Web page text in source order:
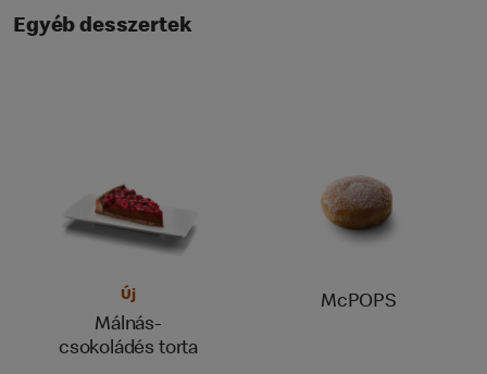
Egyéb desszertek
Új
Málnás-
csokoládés torta
McPOPS